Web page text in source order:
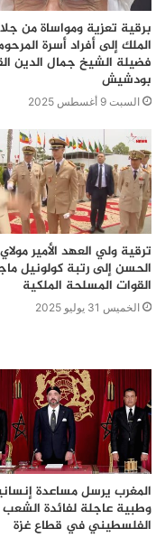
برقية تعزية ومواساة من
الملك إلى أفراد أسرة
فضيلة الشيخ جمال الدين
بودشيش
السبت 9 أغسطس 2025
ترقية ولي العهد الأمير مولاي
الحسن إلى رتبة كولونيل
القوات المسلحة الملكية
الخميس 31 يوليو 2025
المغرب يرسل مساعدة
وطبية عاجلة لفائدة الشعب
الفلسطيني في قطاع غزة